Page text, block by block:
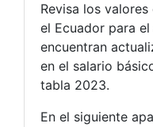
Revisa los
el Ecuador para
encuentran
en el salario
tabla 2023.
En el siguiente